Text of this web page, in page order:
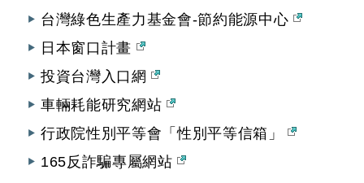
台灣綠色生產力基金會-節約能源中心
日本窗口計畫
投資台灣入口網
車輛耗能研究網站
行政院性別平等會「性別平等信箱」
165反詐騙專屬網站